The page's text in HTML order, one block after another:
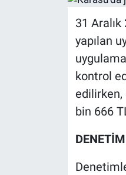
31
yapılan
kontrol
edilirken,
bin 666